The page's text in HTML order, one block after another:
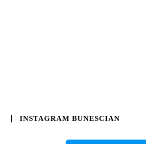
INSTAGRAM BUNESCIAN